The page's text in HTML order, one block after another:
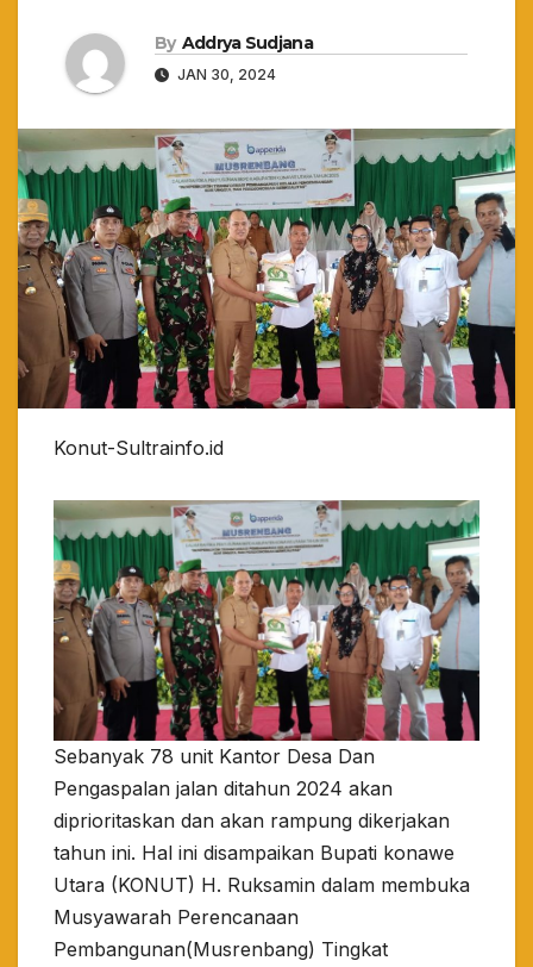
By Addrya Sudjana
JAN 30, 2024
Konut-Sultrainfo.id
Sebanyak 78 unit Kantor Desa Dan
Pengaspalan jalan ditahun 2024 akan
diprioritaskan dan akan rampung dikerjakan
tahun ini. Hal ini disampaikan Bupati konawe
Utara (KONUT) H. Ruksamin dalam membuka
Musyawarah Perencanaan
Pembangunan(Musrenbang) Tingkat